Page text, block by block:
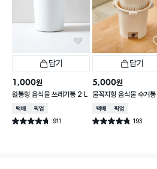
담기
1,000원
원통형 음식물 쓰레기통 2 L
택배배송매장픽업
별점 4.7점 911
건 작성
담기
5,000원
물꼭지형 음식물 수거통
택배배송매장픽업
별점 4.8점 193
건 작성